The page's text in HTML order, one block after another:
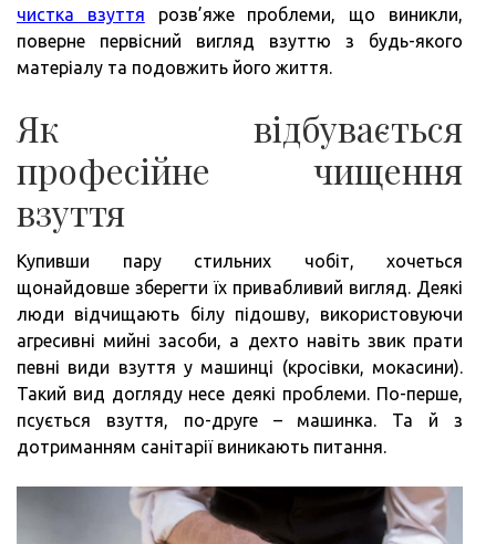
чистка взуття розв’яже проблеми, що виникли,
поверне первісний вигляд взуттю з будь-якого
матеріалу та подовжить його життя.
Як відбувається
професійне чищення
взуття
Купивши пару стильних чобіт, хочеться
щонайдовше зберегти їх привабливий вигляд. Деякі
люди відчищають білу підошву, використовуючи
агресивні мийні засоби, а дехто навіть звик прати
певні види взуття у машинці (кросівки, мокасини).
Такий вид догляду несе деякі проблеми. По-перше,
псується взуття, по-друге – машинка. Та й з
дотриманням санітарії виникають питання.